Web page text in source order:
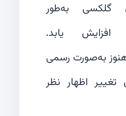
گلکسی به‌طور
افزایش یابد.
به‌صورت رسمی
تغییر اظهار نظر